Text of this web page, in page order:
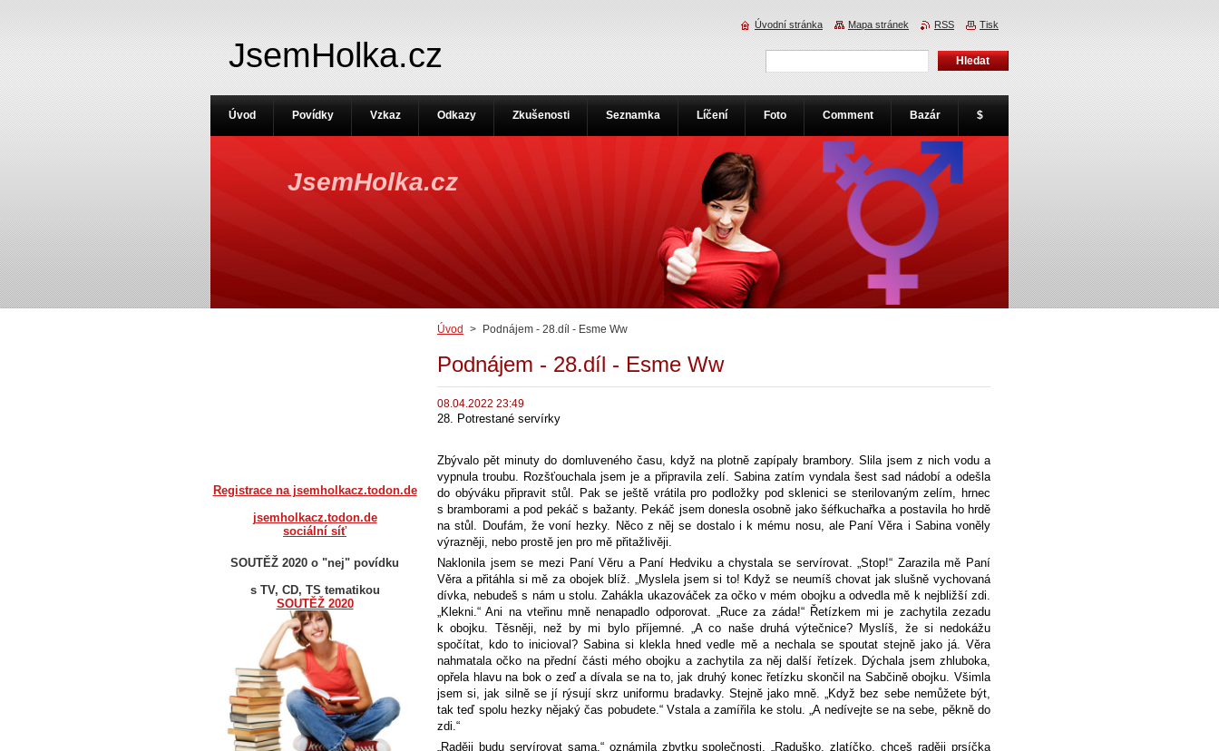
JsemHolka.cz
JsemHolka.cz
Úvod > Podnájem - 28.díl - Esme Ww
Podnájem - 28.díl - Esme Ww
08.04.2022 23:49
28. Potrestané servírky
Zbývalo pět minuty do domluveného času, když na plotně zapípaly brambory. Slila jsem z nich vodu a
vypnula troubu. Rozšťouchala jsem je a připravila zelí. Sabina zatím vyndala šest sad nádobí a odešla
do obýváku připravit stůl. Pak se ještě vrátila pro podložky pod sklenici se sterilovaným zelím, hrnec
s bramborami a pod pekáč s bažanty. Pekáč jsem donesla osobně jako šéfkuchařka a postavila ho hrdě
na stůl. Doufám, že voní hezky. Něco z něj se dostalo i k mému nosu, ale Paní Věra i Sabina voněly
výrazněji, nebo prostě jen pro mě přitažlivěji.
Naklonila jsem se mezi Paní Věru a Paní Hedviku a chystala se servírovat. „Stop!“ Zarazila mě Paní
Věra a přitáhla si mě za obojek blíž. „Myslela jsem si to! Když se neumíš chovat jak slušně vychovaná
dívka, nebudeš s nám u stolu. Zahákla ukazováček za očko v mém obojku a odvedla mě k nejbližší zdi.
„Klekni.“ Ani na vteřinu mně nenapadlo odporovat. „Ruce za záda!“ Řetízkem mi je zachytila zezadu
k obojku. Těsněji, než by mi bylo příjemné. „A co naše druhá výtečnice? Myslíš, že si nedokážu
spočítat, kdo to inicioval? Sabina si klekla hned vedle mě a nechala se spoutat stejně jako já. Věra
nahmatala očko na přední části mého obojku a zachytila za něj další řetízek. Dýchala jsem zhluboka,
opřela hlavu na bok o zeď a dívala se na to, jak druhý konec řetízku skončil na Sabčině obojku. Všimla
jsem si, jak silně se jí rýsují skrz uniformu bradavky. Stejně jako mně. „Když bez sebe nemůžete být,
tak teď spolu hezky nějaký čas pobudete.“ Vstala a zamířila ke stolu. „A nedívejte se na sebe, pěkně do
zdi.“
„Raději budu servírovat sama,“ oznámila zbytku společnosti. „Raduško, zlatíčko, chceš raději prsíčka
Registrace na jsemholkacz.todon.de
jsemholkacz.todon.de
sociální síť
SOUTĚŽ 2020 o "nej" povídku
s TV, CD, TS tematikou
SOUTĚŽ 2020
Úvod Povídky Vzkaz Odkazy Zkušenosti Seznamka Líčení Foto Comment Bazár $
Úvodní stránka Mapa stránek RSS Tisk